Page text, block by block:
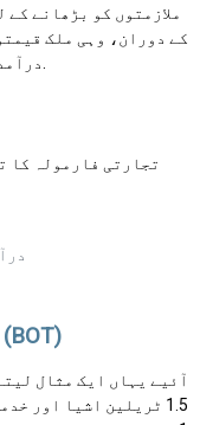
ملازمتوں کو بڑھانے
کے دوران، وہی ملک
.
تجارتی فارمولہ کا
بیلنس آف ٹریڈ کا حساب لگانا (BOT)
1.5 ٹریلین اشیا اور